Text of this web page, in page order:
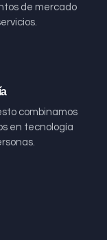
de mercado
combinamos
en tecnología